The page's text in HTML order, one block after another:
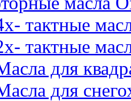
тактные
тактные
для
для